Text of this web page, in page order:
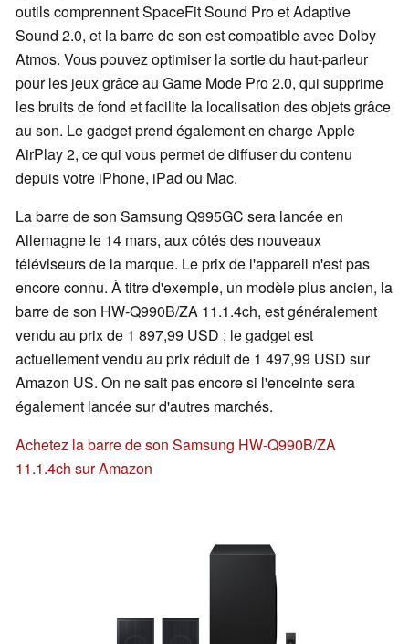
outils comprennent SpaceFit Sound Pro et Adaptive
Sound 2.0, et la barre de son est compatible avec Dolby
Atmos. Vous pouvez optimiser la sortie du haut-parleur
pour les jeux grâce au Game Mode Pro 2.0, qui supprime
les bruits de fond et facilite la localisation des objets grâce
au son. Le gadget prend également en charge Apple
AirPlay 2, ce qui vous permet de diffuser du contenu
depuis votre iPhone, iPad ou Mac.
La barre de son Samsung Q995GC sera lancée en
Allemagne le 14 mars, aux côtés des nouveaux
téléviseurs de la marque. Le prix de l'appareil n'est pas
encore connu. À titre d'exemple, un modèle plus ancien, la
barre de son HW-Q990B/ZA 11.1.4ch, est généralement
vendu au prix de 1 897,99 USD ; le gadget est
actuellement vendu au prix réduit de 1 497,99 USD sur
Amazon US. On ne sait pas encore si l'enceinte sera
également lancée sur d'autres marchés.
Achetez la barre de son Samsung HW-Q990B/ZA
11.1.4ch sur Amazon